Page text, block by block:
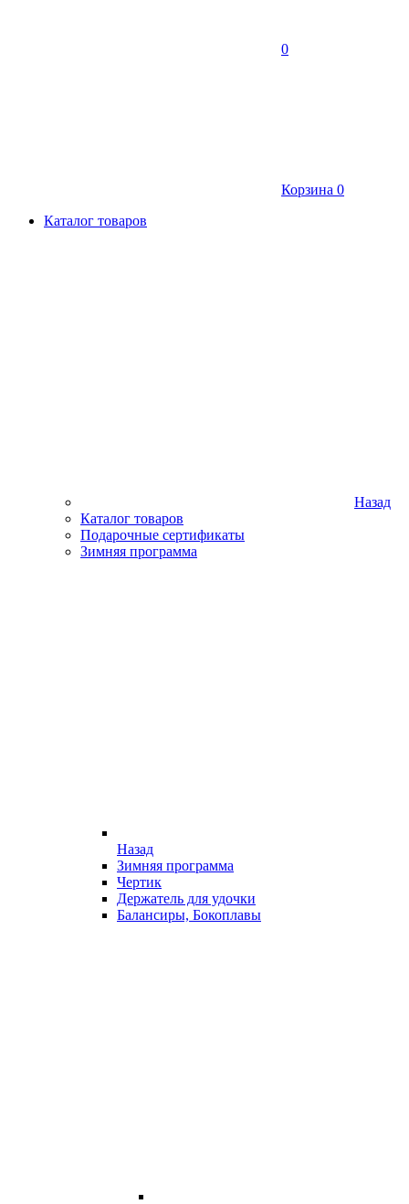
0
Корзина 0
Каталог товаров
Назад
Каталог товаров
Подарочные сертификаты
Зимняя программа
Назад
Зимняя программа
Чертик
Держатель для удочки
Балансиры, Бокоплавы